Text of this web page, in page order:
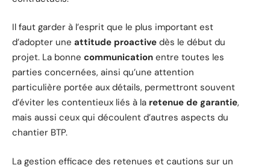
Il faut garder à l’esprit que le plus important est
d’adopter une attitude proactive dès le début du
projet. La bonne communication entre toutes les
parties concernées, ainsi qu’une attention
particulière portée aux détails, permettront souvent
d’éviter les contentieux liés à la retenue de garantie,
mais aussi ceux qui découlent d’autres aspects du
chantier BTP.
La gestion efficace des retenues et cautions sur un